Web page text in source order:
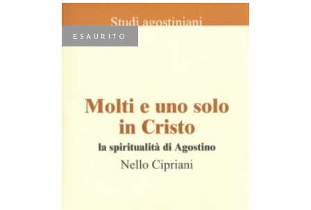
ESAURITO
LEGGI TUTTO